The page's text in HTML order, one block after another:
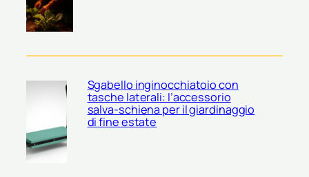
Sgabello inginocchiatoio con
tasche laterali: l’accessorio
salva-schiena per il giardinaggio
di fine estate